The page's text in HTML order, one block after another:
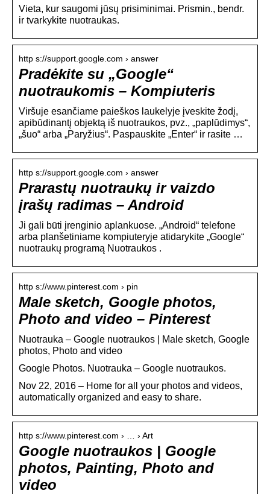
Vieta, kur saugomi jūsų prisiminimai. Prismin., bendr.
ir tvarkykite nuotraukas.
http s://support.google.com › answer
Pradėkite su „Google“
nuotraukomis – Kompiuteris
Viršuje esančiame paieškos laukelyje įveskite žodį,
apibūdinantį objektą iš nuotraukos, pvz., „paplūdimys“,
„šuo“ arba „Paryžius“. Paspauskite „Enter“ ir rasite …
http s://support.google.com › answer
Prarastų nuotraukų ir vaizdo
įrašų radimas – Android
Ji gali būti įrenginio aplankuose. „Android“ telefone
arba planšetiniame kompiuteryje atidarykite „Google“
nuotraukų programą Nuotraukos .
http s://www.pinterest.com › pin
Male sketch, Google photos,
Photo and video – Pinterest
Nuotrauka – Google nuotraukos | Male sketch, Google
photos, Photo and video
Google Photos. Nuotrauka – Google nuotraukos.
Nov 22, 2016 – Home for all your photos and videos,
automatically organized and easy to share.
http s://www.pinterest.com › … › Art
Google nuotraukos | Google
photos, Painting, Photo and
video